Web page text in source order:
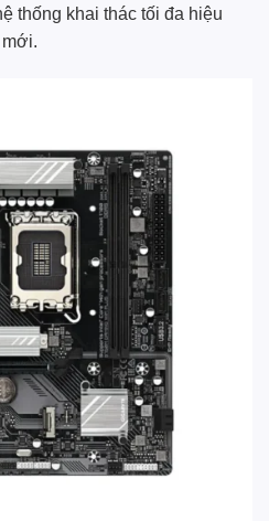
thống khai thác tối đa hiệu